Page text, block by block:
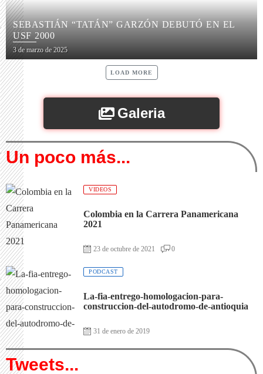
SEBASTIÁN “TATÁN” GARZÓN DEBUTÓ EN EL
USF 2000
3 de marzo de 2025
LOAD MORE
Galeria
Un poco más...
VIDEOS
Colombia en la Carrera Panamericana
2021
23 de octubre de 2021 0
PODCAST
La-fia-entrego-homologacion-para-
construccion-del-autodromo-de-antioquia
31 de enero de 2019
Tweets...